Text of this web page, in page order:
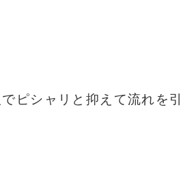
ピシャリと抑えて流れを